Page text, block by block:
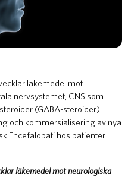
läkemedel mot
nervsystemet, CNS som
(GABA-steroider).
och kommersialisering av nya
Encefalopati hos patienter
läkemedel mot neurologiska